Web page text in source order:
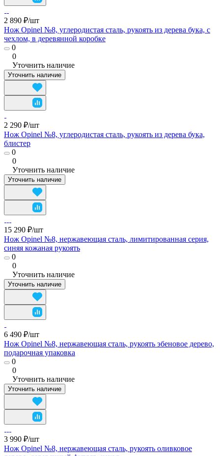
2 890 ₽/шт
Нож Opinel №8, углеродистая сталь, рукоять из дерева бука, с
чехлом, в деревянной коробке
0
0
Уточнить наличие
Уточнить наличие
2 290 ₽/шт
Нож Opinel №8, углеродистая сталь, рукоять из дерева бука,
блистер
0
0
Уточнить наличие
Уточнить наличие
15 290 ₽/шт
Нож Opinel №8, нержавеющая сталь, лимитированная серия,
синяя кожаная рукоять
0
0
Уточнить наличие
Уточнить наличие
6 490 ₽/шт
Нож Opinel №8, нержавеющая сталь, рукоять эбеновое дерево,
подарочная упаковка
0
0
Уточнить наличие
Уточнить наличие
3 990 ₽/шт
Нож Opinel №8, нержавеющая сталь, рукоять оливковое